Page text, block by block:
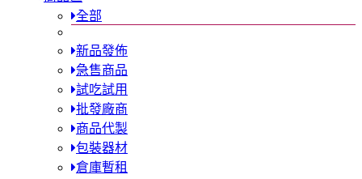
全部
新品發佈
急售商品
試吃試用
批發廠商
商品代製
包裝器材
倉庫暫租